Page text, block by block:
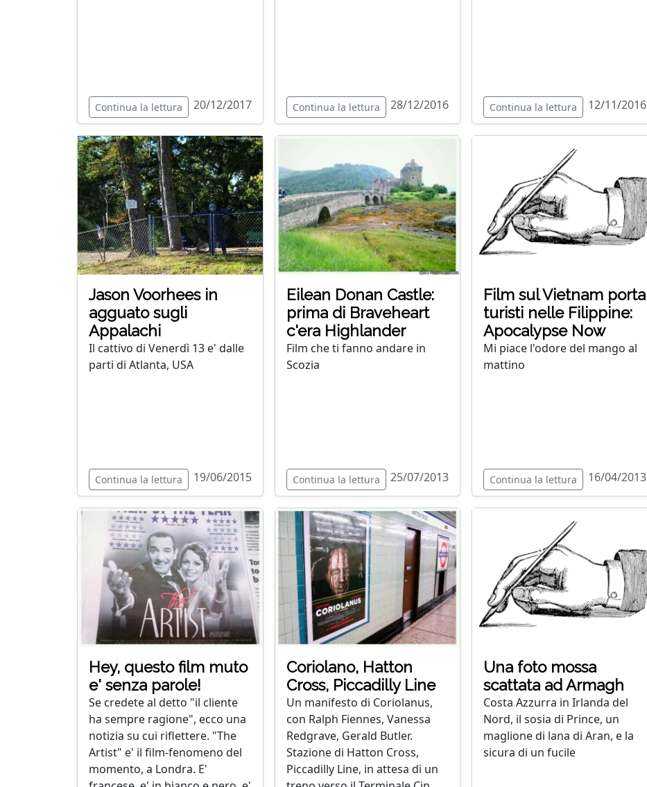
Continua la lettura 20/12/2017 Continua la lettura 28/12/2016 Continua la lettura 12/11/2016
Jason Voorhees in
agguato sugli
Appalachi
Il cattivo di Venerdì 13 e' dalle
parti di Atlanta, USA
Continua la lettura 19/06/2015
Eilean Donan Castle:
prima di Braveheart
c'era Highlander
Film che ti fanno andare in
Scozia
Continua la lettura 25/07/2013
Film sul Vietnam porta
turisti nelle Filippine:
Apocalypse Now
Mi piace l'odore del mango al
mattino
Continua la lettura 16/04/2013
Hey, questo film muto
e' senza parole!
Se credete al detto "il cliente
ha sempre ragione", ecco una
notizia su cui riflettere. "The
Artist" e' il film-fenomeno del
momento, a Londra. E'
Coriolano, Hatton
Cross, Piccadilly Line
Un manifesto di Coriolanus,
con Ralph Fiennes, Vanessa
Redgrave, Gerald Butler.
Stazione di Hatton Cross,
Piccadilly Line, in attesa di un
Una foto mossa
scattata ad Armagh
Costa Azzurra in Irlanda del
Nord, il sosia di Prince, un
maglione di lana di Aran, e la
sicura di un fucile